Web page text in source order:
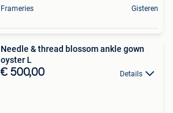
Frameries Gisteren
Needle & thread blossom ankle gown
oyster L
€ 500,00 Details